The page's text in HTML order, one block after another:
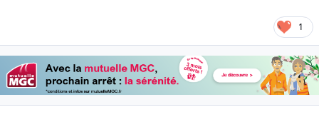
1